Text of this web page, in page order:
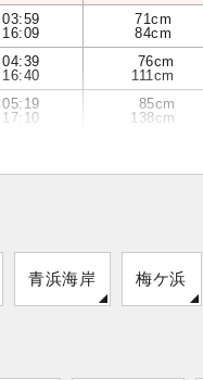
03:59
16:09
71cm
84cm
04:39
16:40
76cm
111cm
05:19
17:10
85cm
138cm
青浜海岸 梅ケ浜